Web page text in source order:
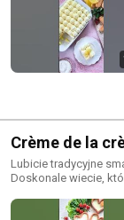
Crème de la
Lubicie tradycyjne
Doskonale wiecie,
crème! 👌